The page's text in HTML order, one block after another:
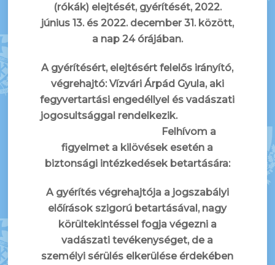
(rókák) elejtését, gyérítését, 2022.
június 13. és 2022. december 31. között,
a nap 24 órájában.
A gyérítésért, elejtésért felelős irányító,
végrehajtó: Vízvári Árpád Gyula, aki
fegyvertartási engedéllyel és vadászati
jogosultsággal rendelkezik.
Felhívom a
figyelmet a kilövések esetén a
biztonsági intézkedések betartására:
A gyérítés végrehajtója a jogszabályi
előírások szigorú betartásával, nagy
körültekintéssel fogja végezni a
vadászati tevékenységet, de a
személyi sérülés elkerülése érdekében